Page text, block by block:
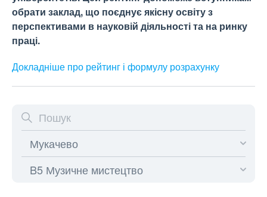
обрати заклад, що поєднує якісну освіту з
перспективами в науковій діяльності та на ринку
праці.
Докладніше про рейтинг і формулу розрахунку